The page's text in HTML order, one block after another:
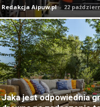
Redakcja Aipuw.pl - 22
Jaka jest odpowiednia